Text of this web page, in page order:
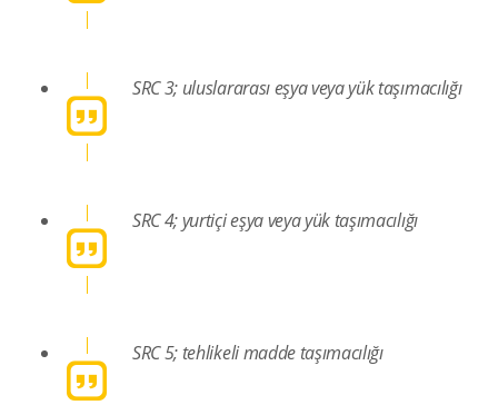
SRC 3; uluslararası eşya veya yük taşımacılığı
SRC 4; yurtiçi eşya veya yük taşımacılığı
SRC 5; tehlikeli madde taşımacılığı